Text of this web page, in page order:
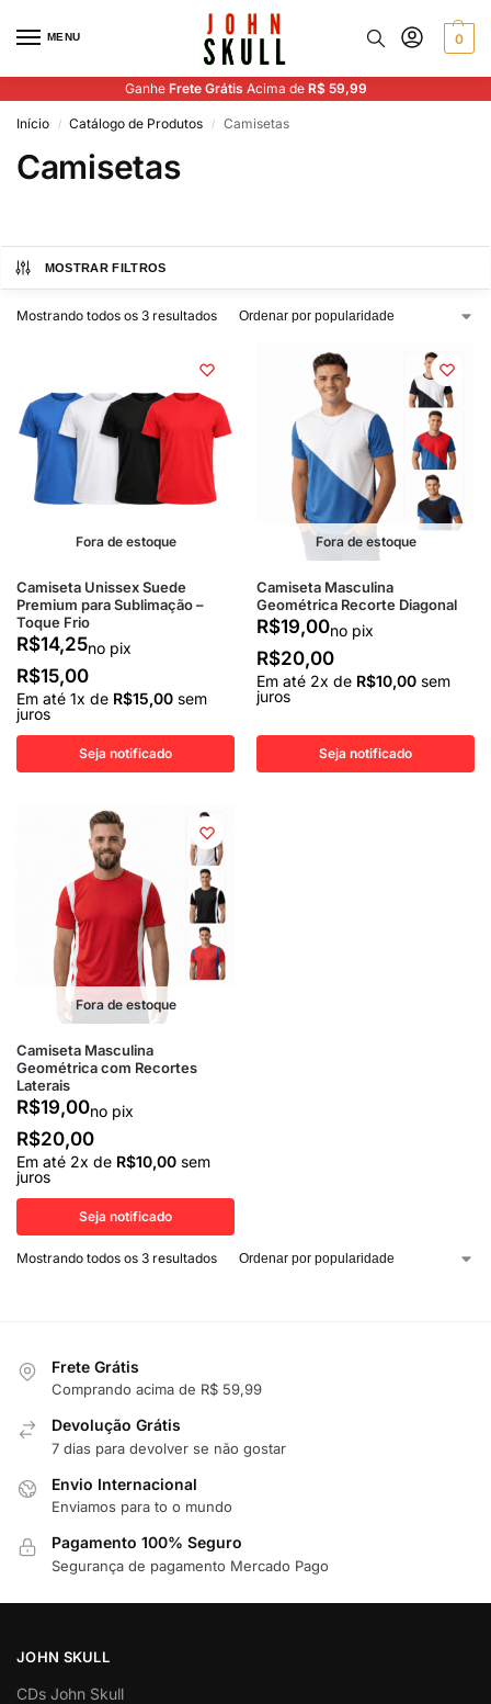
MENU 0
Ganhe Frete Grátis Acima de R$ 59,99
Início / Catálogo de Produtos / Camisetas
Camisetas
MOSTRAR FILTROS
Mostrando todos os 3 resultados
Fora de estoque
Camiseta Unissex Suede
Premium para Sublimação –
Toque Frio
R$14,25no pix
R$15,00
Em até 1x de R$15,00 sem
juros
Seja notificado
Fora de estoque
Camiseta Masculina
Geométrica Recorte Diagonal
R$19,00no pix
R$20,00
Em até 2x de R$10,00 sem
juros
Seja notificado
Fora de estoque
Camiseta Masculina
Geométrica com Recortes
Laterais
R$19,00no pix
R$20,00
Em até 2x de R$10,00 sem
juros
Seja notificado
Mostrando todos os 3 resultados
Frete Grátis
Comprando acima de R$ 59,99
Devolução Grátis
7 dias para devolver se não gostar
Envio Internacional
Enviamos para to o mundo
Pagamento 100% Seguro
Segurança de pagamento Mercado Pago
JOHN SKULL
CDs John Skull